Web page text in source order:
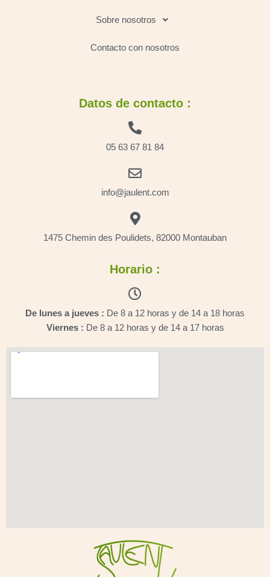
Sobre nosotros
Contacto con nosotros
Datos de contacto :
05 63 67 81 84
info@jaulent.com
1475 Chemin des Poulidets, 82000 Montauban
Horario :
De lunes a jueves : De 8 a 12 horas y de 14 a 18 horas
Viernes : De 8 a 12 horas y de 14 a 17 horas